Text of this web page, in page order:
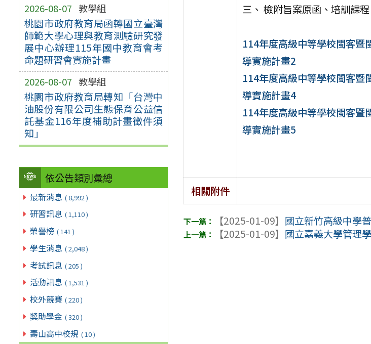
2026-08-07 教學組
桃園市政府教育局函轉國立臺灣
師範大學心理與教育測驗研究發
展中心辦理115年國中教育會考
命題研習會實施計畫
2026-08-07 教學組
桃園市政府教育局轉知「台灣中
油股份有限公司生態保育公益信
託基金116年度補助計畫徵件須
知」
依公告類別彙總
最新消息 ( 8,992 )
研習訊息 ( 1,110 )
榮譽榜 ( 141 )
學生消息 ( 2,048 )
考試訊息 ( 205 )
活動訊息 ( 1,531 )
校外競賽 ( 220 )
獎助學金 ( 320 )
壽山高中校規 ( 10 )
三、 檢附旨案原函、培訓課
114年度高級中等學校閩客暨
導實施計畫2
114年度高級中等學校閩客暨
導實施計畫4
114年度高級中等學校閩客暨
導實施計畫5
相關附件
【2025-01-09】 國立新竹高級中學
【2025-01-09】 國立嘉義大學管理